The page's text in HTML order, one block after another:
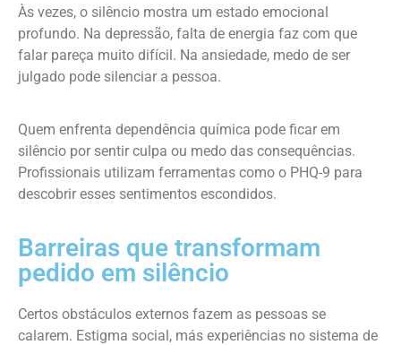
Às vezes, o silêncio mostra um estado emocional
profundo. Na depressão, falta de energia faz com que
falar pareça muito difícil. Na ansiedade, medo de ser
julgado pode silenciar a pessoa.
Quem enfrenta dependência química pode ficar em
silêncio por sentir culpa ou medo das consequências.
Profissionais utilizam ferramentas como o PHQ-9 para
descobrir esses sentimentos escondidos.
Barreiras que transformam
pedido em silêncio
Certos obstáculos externos fazem as pessoas se
calarem. Estigma social, más experiências no sistema de